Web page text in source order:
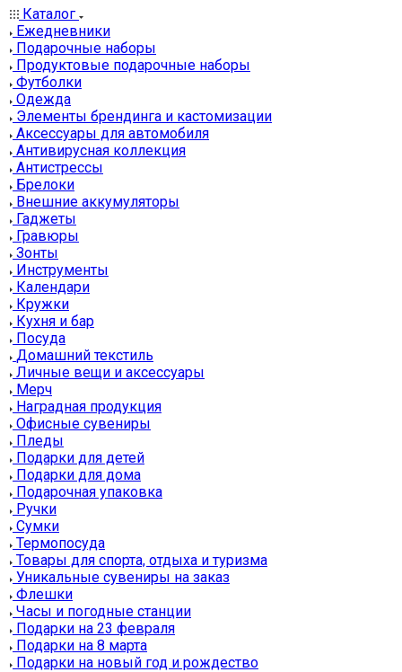
Каталог
Ежедневники
Подарочные наборы
Продуктовые подарочные наборы
Футболки
Одежда
Элементы брендинга и кастомизации
Аксессуары для автомобиля
Антивирусная коллекция
Антистрессы
Брелоки
Внешние аккумуляторы
Гаджеты
Гравюры
Зонты
Инструменты
Календари
Кружки
Кухня и бар
Посуда
Домашний текстиль
Личные вещи и аксессуары
Мерч
Наградная продукция
Офисные сувениры
Пледы
Подарки для детей
Подарки для дома
Подарочная упаковка
Ручки
Сумки
Термопосуда
Товары для спорта, отдыха и туризма
Уникальные сувениры на заказ
Флешки
Часы и погодные станции
Подарки на 23 февраля
Подарки на 8 марта
Подарки на новый год и рождество